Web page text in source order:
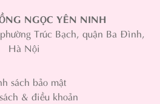
NGỌC YÊN NINH
Trúc Bạch, quận Ba Đình,
Hà Nội
sách bảo mật
& điều khoản